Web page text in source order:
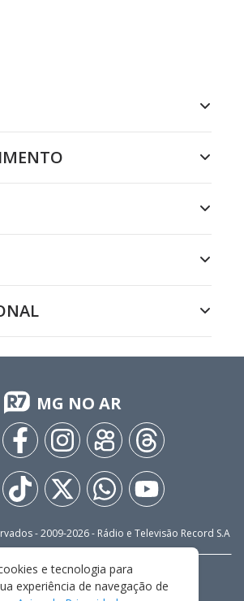
MG NO AR
- 2009-2026- Rádio e Televisão Record S.A
FALE CONOSCO
PRIVACIDADE
TERMOS E CONDIÇÕES DE USO
e tecnologia para
experiência de navegação de